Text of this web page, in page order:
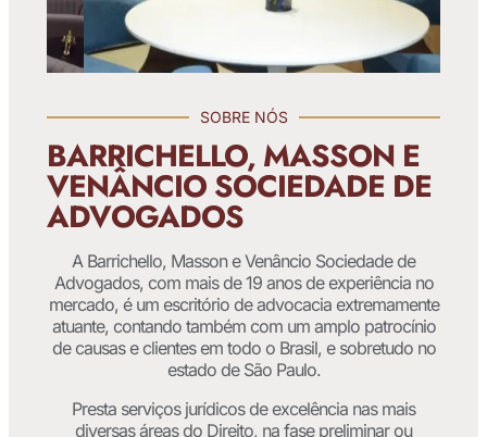
SOBRE NÓS
BARRICHELLO, MASSON E
VENÂNCIO SOCIEDADE DE
ADVOGADOS
A Barrichello, Masson e Venâncio Sociedade de
Advogados, com mais de 19 anos de experiência no
mercado, é um escritório de advocacia extremamente
atuante, contando também com um amplo patrocínio
de causas e clientes em todo o Brasil, e sobretudo no
estado de São Paulo.
Presta serviços jurídicos de excelência nas mais
diversas áreas do Direito, na fase preliminar ou